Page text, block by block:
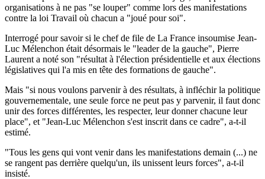
organisations à ne pas "se louper" comme lors des manifestations
contre la loi Travail où chacun a "joué pour soi".
Interrogé pour savoir si le chef de file de La France insoumise Jean-
Luc Mélenchon était désormais le "leader de la gauche", Pierre
Laurent a noté son "résultat à l'élection présidentielle et aux élections
législatives qui l'a mis en tête des formations de gauche".
Mais "si nous voulons parvenir à des résultats, à infléchir la politique
gouvernementale, une seule force ne peut pas y parvenir, il faut donc
unir des forces différentes, les respecter, leur donner chacune leur
place", et "Jean-Luc Mélenchon s'est inscrit dans ce cadre", a-t-il
estimé.
"Tous les gens qui vont venir dans les manifestations demain (...) ne
se rangent pas derrière quelqu'un, ils unissent leurs forces", a-t-il
insisté.